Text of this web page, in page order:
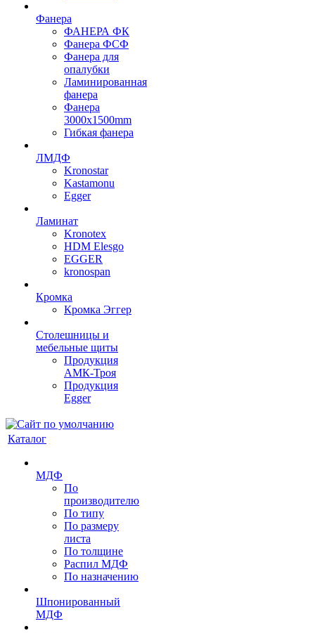
Фанера
ФАНЕРА ФК
Фанера ФСФ
Фанера для
опалубки
Ламинированная
фанера
Фанера
3000х1500mm
Гибкая фанера
ЛМДФ
Kronostar
Kastamonu
Egger
Ламинат
Kronotex
HDM Elesgo
EGGER
kronospan
Кромка
Кромка Эггер
Столешницы и
мебельные щиты
Продукция
АМК-Троя
Продукция
Egger
Каталог
МДФ
По
производителю
По типу
По размеру
листа
По толщине
Распил МДФ
По назначению
Шпонированный
МДФ